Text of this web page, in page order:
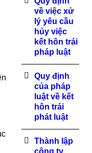
về việc xử
lý yêu cầu
hủy việc
kết hôn trái
pháp luật
Quy định
của pháp
luật về kết
hôn trái
phát luật
Thành lập
công ty